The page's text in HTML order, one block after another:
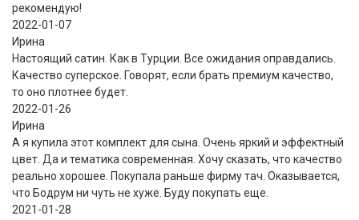
рекомендую!
2022-01-07
Ирина
Настоящий сатин. Как в Турции. Все ожидания оправдались.
Качество суперское. Говорят, если брать премиум качество,
то оно плотнее будет.
2022-01-26
Ирина
А я купила этот комплект для сына. Очень яркий и эффектный
цвет. Да и тематика современная. Хочу сказать, что качество
реально хорошее. Покупала раньше фирму тач. Оказывается,
что Бодрум ни чуть не хуже. Буду покупать еще.
2021-01-28